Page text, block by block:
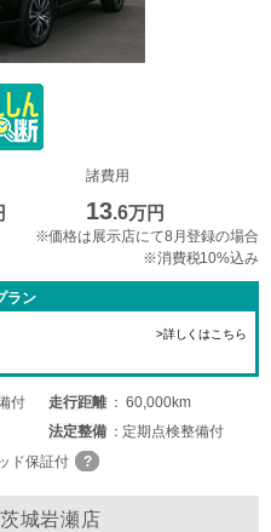
諸費用
13.6万円
※価格は展示店にて8月登録の場合
※消費税10%込み
ラン
>詳しくはこちら
付 走行距離
60,000km
法定整備
定期点検整備付
ド保証付
城岩瀬店